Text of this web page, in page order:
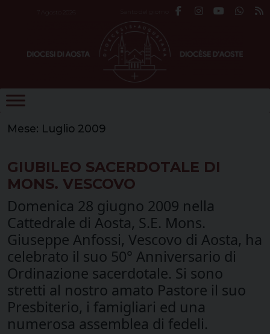
Mese: Luglio 2009
GIUBILEO SACERDOTALE DI
MONS. VESCOVO
Domenica 28 giugno 2009 nella
Cattedrale di Aosta, S.E. Mons.
Giuseppe Anfossi, Vescovo di Aosta, ha
celebrato il suo 50° Anniversario di
Ordinazione sacerdotale. Si sono
stretti al nostro amato Pastore il suo
Presbiterio, i famigliari ed una
numerosa assemblea di fedeli.